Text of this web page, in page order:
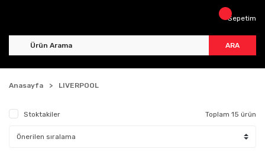
ARA
Sepetim
Anasayfa LIVERPOOL
Stoktakiler Toplam 15 ürün